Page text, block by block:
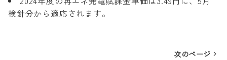
検針分から適応されます。
次のページ